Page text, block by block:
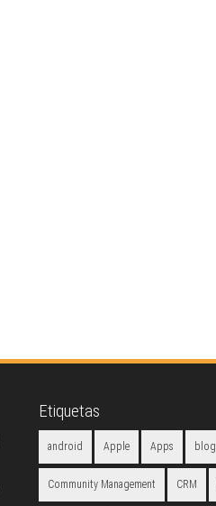
Etiquetas
android Apple Apps blog
Community Management CRM